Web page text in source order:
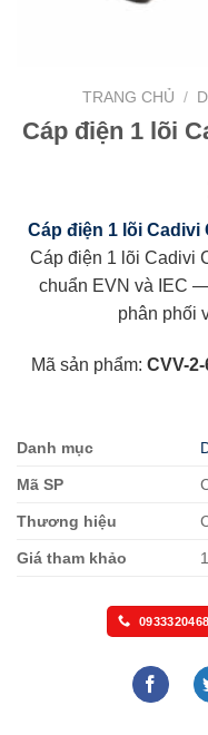
TRANG CHỦ /
Cáp điện 1 lõi
Cáp điện 1 lõi Cadivi
Cáp điện 1 lõi Cadivi
chuẩn EVN và IEC
phân phối
Mã sản phẩm: CVV-
Danh mục
Mã SP
Thương hiệu
Giá tham khảo
0933320468